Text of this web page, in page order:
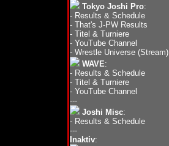
Tokyo Joshi Pro:
- Results & Schedule
- That's J-PW Results
- Titel & Turniere
- YouTube Channel
- Wrestle Universe (Stream)
WAVE:
- Results & Schedule
- Titel & Turniere
- YouTube Channel
---
Joshi Misc:
- Results & Schedule
---
Inaktiv: